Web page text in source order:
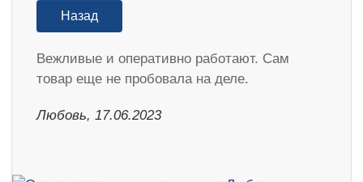
Назад
Вежливые и оперативно работают. Сам
товар еще не пробовала на деле.
Любовь, 17.06.2023